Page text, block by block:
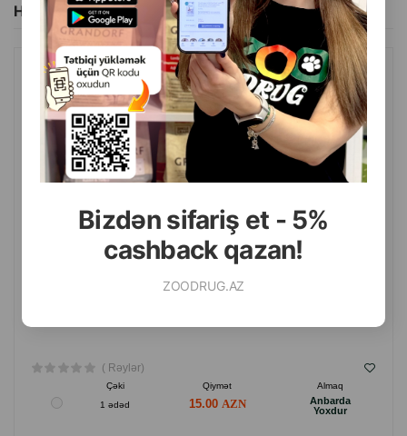
Bizdən sifariş et - 5%
cashback qazan!
ZOODRUG.AZ
İstehsalçı ölkə: Estoniya.
Hamısını Gör
WILDA SIBERICA DETANGLING PET CONDITIONER
KONDISIONERI, ITLƏR VƏ PIŞIKLƏR ÜÇÜN, YÜNGÜL VƏ
NƏZAKƏTLƏ DARAMAQ ÜÇÜN, 400 ML.
( Rəylər)
Çəki Qiymət
Almaq
1 ədəd
15.00
Anbarda
Yoxdur